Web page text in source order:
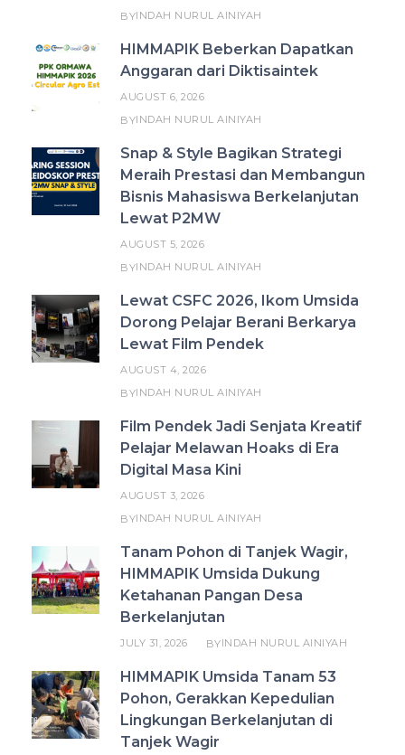
BYINDAH NURUL AINIYAH
HIMMAPIK Beberkan Dapatkan
Anggaran dari Diktisaintek
AUGUST 6, 2026
BYINDAH NURUL AINIYAH
Snap & Style Bagikan Strategi
Meraih Prestasi dan Membangun
Bisnis Mahasiswa Berkelanjutan
Lewat P2MW
AUGUST 5, 2026
BYINDAH NURUL AINIYAH
Lewat CSFC 2026, Ikom Umsida
Dorong Pelajar Berani Berkarya
Lewat Film Pendek
AUGUST 4, 2026
BYINDAH NURUL AINIYAH
Film Pendek Jadi Senjata Kreatif
Pelajar Melawan Hoaks di Era
Digital Masa Kini
AUGUST 3, 2026
BYINDAH NURUL AINIYAH
Tanam Pohon di Tanjek Wagir,
HIMMAPIK Umsida Dukung
Ketahanan Pangan Desa
Berkelanjutan
JULY 31, 2026 BYINDAH NURUL AINIYAH
HIMMAPIK Umsida Tanam 53
Pohon, Gerakkan Kepedulian
Lingkungan Berkelanjutan di
Tanjek Wagir